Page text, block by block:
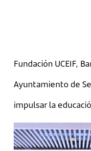
Fundación UCEIF,
Ayuntamiento de
impulsar la